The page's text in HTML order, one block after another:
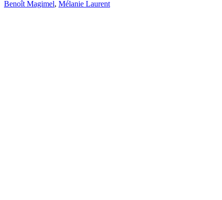
Benoît Magimel, Mélanie Laurent